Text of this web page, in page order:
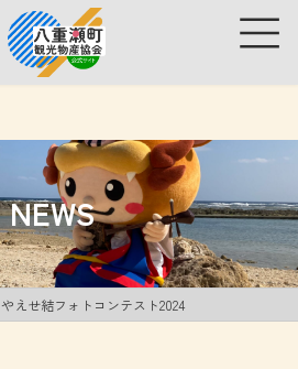
NEWS
やえせ結フォトコンテスト2024